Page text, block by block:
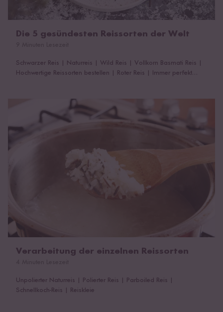
Die 5 gesündesten Reissorten der Welt
Schwarzer Reis Naturreis Wild Reis Vollkorn Basmati Reis
Hochwertige Reissorten bestellen
Roter Reis
Immer perfekt
Verarbeitung der einzelnen Reissorten
Unpolierter Naturreis | Polierter Reis | Parboiled Reis |
Schnellkoch-Reis | Reiskleie
Verarbeitung der einzelnen Reissorten